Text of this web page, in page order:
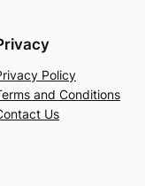
Policy
and Conditions
Us